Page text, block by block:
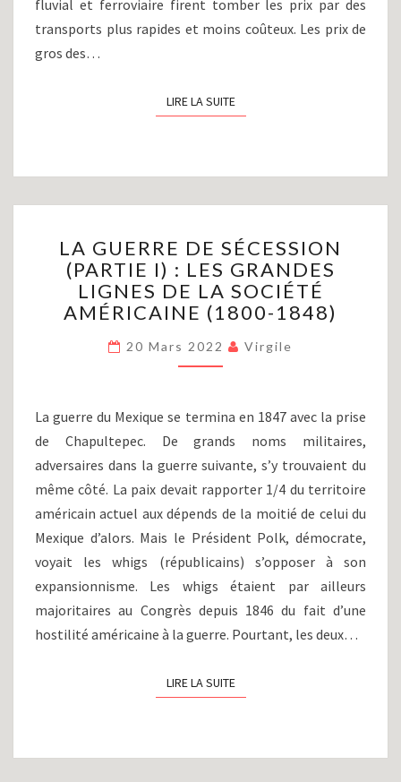
fluvial et ferroviaire firent tomber les prix par des
transports plus rapides et moins coûteux. Les prix de
gros des…
LIRE LA SUITELIRE LA SUITE
GUERRE
DE
SÉCESSION
(PARTIE
I)
:
LES
DE
LA
SOCIÉTÉ
AMÉRICAINE
(1800-
1848)
LA GUERRE DE SÉCESSION
(PARTIE I) : LES GRANDES
LIGNES DE LA SOCIÉTÉ
AMÉRICAINE (1800-1848)
20 Mars 2022 Virgile
La guerre du Mexique se termina en 1847 avec la prise
de Chapultepec. De grands noms militaires,
adversaires dans la guerre suivante, s’y trouvaient du
même côté. La paix devait rapporter 1/4 du territoire
américain actuel aux dépends de la moitié de celui du
Mexique d’alors. Mais le Président Polk, démocrate,
voyait les whigs (républicains) s’opposer à son
expansionnisme. Les whigs étaient par ailleurs
majoritaires au Congrès depuis 1846 du fait d’une
hostilité américaine à la guerre. Pourtant, les deux…
LIRE LA SUITELIRE LA SUITE